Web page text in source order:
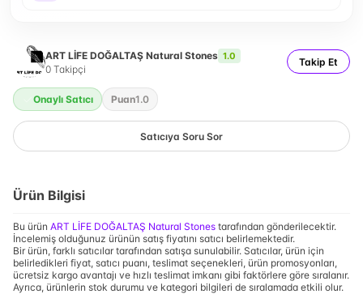
ART LİFE DOĞALTAŞ Natural Stones 1.0
0 Takipçi
Takip Et
Onaylı Satıcı Puan1.0
Satıcıya Soru Sor
Ürün Bilgisi
Bu ürün ART LİFE DOĞALTAŞ Natural Stones tarafından gönderilecektir.
İncelemiş olduğunuz ürünün satış fiyatını satıcı belirlemektedir.
Bir ürün, farklı satıcılar tarafından satışa sunulabilir. Satıcılar, ürün için
belirledikleri fiyat, satıcı puanı, teslimat seçenekleri, ürün promosyonları,
ücretsiz kargo avantajı ve hızlı teslimat imkanı gibi faktörlere göre sıralanır.
Ayrıca, ürünlerin stok durumu ve kategori bilgileri de sıralamada etkili olur.